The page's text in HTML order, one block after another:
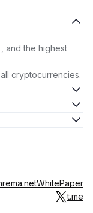
and the highest
cryptocurrencies.
WhitePaper
t.me